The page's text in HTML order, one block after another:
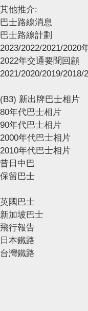
其他推介:
巴士路線消息
巴士路線計劃
2023/2022/2021/2020
2022年交通要聞回顧
2021/2020/2019/
(B3) 新出牌巴士相片
80年代巴士相片
90年代巴士相片
2000年代巴士相片
2010年代巴士相片
昔日中巴
保留巴士
英國巴士
新加坡巴士
飛行報告
日本鐵路
台灣鐵路